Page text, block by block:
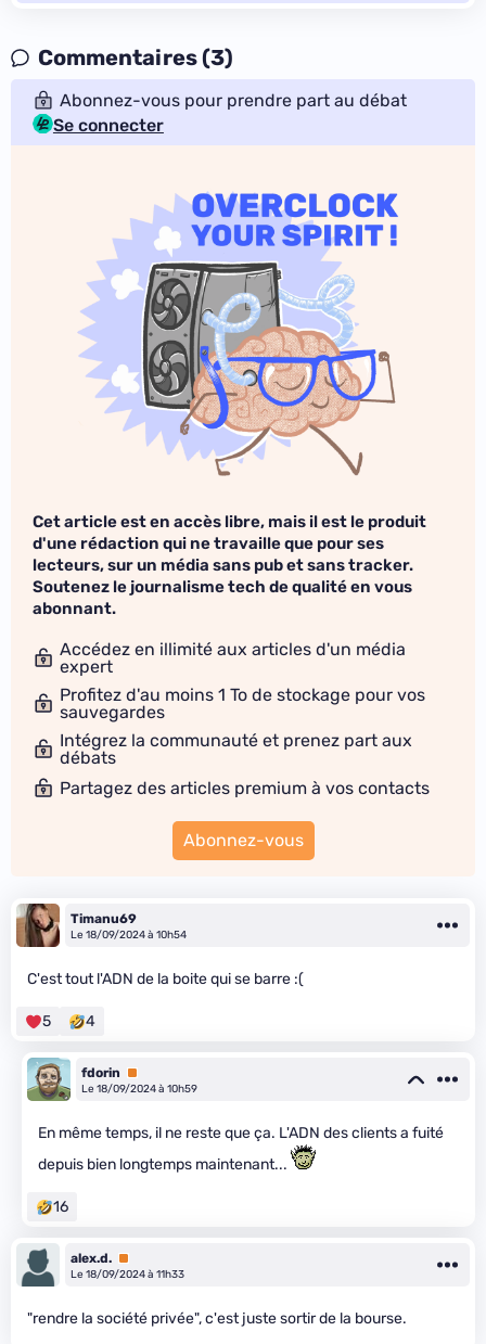
Commentaires (3)
Abonnez-vous pour prendre part au débat
Se connecter
Cet article est en accès libre, mais il est le produit
d'une rédaction qui ne travaille que pour ses
lecteurs, sur un média sans pub et sans tracker.
Soutenez le journalisme tech de qualité en vous
abonnant.
Accédez en illimité aux articles d'un média
expert
Profitez d'au moins 1 To de stockage pour vos
sauvegardes
Intégrez la communauté et prenez part aux
débats
Partagez des articles premium à vos contacts
Abonnez-vous
Timanu69
Le 18/09/2024 à 10h54
C'est tout l'ADN de la boite qui se barre :(
5 4
fdorin
Premium
Le 18/09/2024 à 10h59
En même temps, il ne reste que ça. L'ADN des clients a fuité
depuis bien longtemps maintenant...
16
alex.d. Premium
Le 18/09/2024 à 11h33
"rendre la société privée", c'est juste sortir de la bourse.